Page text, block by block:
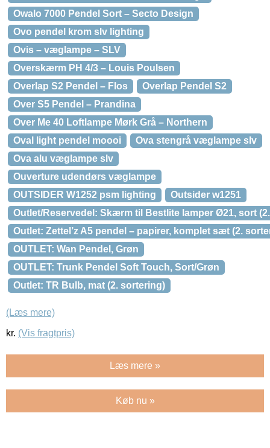
Owalo 7000 Pendel Sort – Secto Design
Ovo pendel krom slv lighting
Ovis – væglampe – SLV
Overskærm PH 4/3 – Louis Poulsen
Overlap S2 Pendel – Flos
Overlap Pendel S2
Over S5 Pendel – Prandina
Over Me 40 Loftlampe Mørk Grå – Northern
Oval light pendel moooi
Ova stengrå væglampe slv
Ova alu væglampe slv
Ouverture udendørs væglampe
OUTSIDER W1252 psm lighting
Outsider w1251
Outlet/Reservedel: Skærm til Bestlite lamper Ø21, sort
Outlet: Zettel’z A5 pendel – papirer, komplet sæt (2.
OUTLET: Wan Pendel, Grøn
OUTLET: Trunk Pendel Soft Touch, Sort/Grøn
Outlet: TR Bulb, mat (2. sortering)
(Læs mere)
kr. (Vis fragtpris)
Læs mere »
Køb nu »